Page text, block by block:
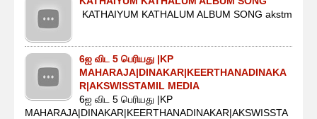
KATHAIYUM KATHALUM ALBUM SONG akstm
6ஐ விட 5 பெரியது |KP
MAHARAJA|DINAKAR|KEERTHANADINAKA
R|AKSWISSTAMIL MEDIA
6ஐ விட 5 பெரியது |KP
MAHARAJA|DINAKAR|KEERTHANADINAKAR|AKSWISSTA